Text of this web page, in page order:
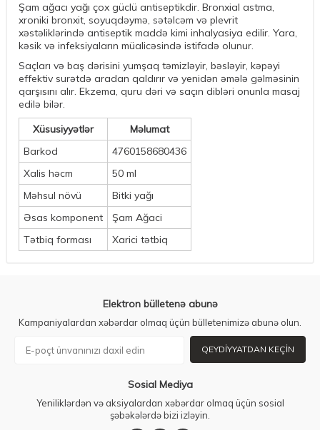
Şam ağacı yağı çox güclü antiseptikdir. Bronxial astma,
xroniki bronxit, soyuqdəymə, sətəlcəm və plevrit
xəstəliklərində antiseptik maddə kimi inhalyasiya edilir. Yara,
kəsik və infeksiyaların müalicəsində istifadə olunur.
Saçları və baş dərisini yumşaq təmizləyir, bəsləyir, kəpəyi
effektiv surətdə aradan qaldırır və yenidən əmələ gəlməsinin
qarşısını alır. Ekzema, quru dəri və saçın dibləri onunla masaj
edilə bilər.
Xüsusiyyətlər
Məlumat
Barkod
4760158680436
Xalis həcm
50 ml
Məhsul növü
Bitki yağı
Əsas komponent
Şam Ağaci
Tətbiq forması
Xarici tətbiq
Elektron bülletenə abunə
Kampaniyalardan xəbərdar olmaq üçün bülletenimizə abunə olun.
QEYDIYYATDAN KEÇIN
Sosial Mediya
Yeniliklərdən və aksiyalardan xəbərdar olmaq üçün sosial
şəbəkələrdə bizi izləyin.